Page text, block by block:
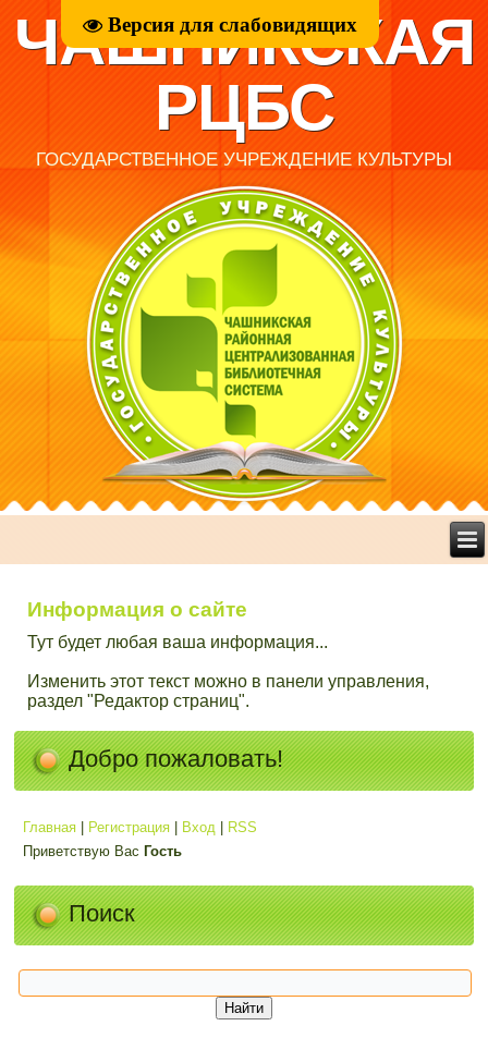
Версия для слабовидящих
ЧАШНИКСКАЯ
РЦБС
ГОСУДАРСТВЕННОЕ УЧРЕЖДЕНИЕ КУЛЬТУРЫ
Информация о сайте
Тут будет любая ваша информация...
Изменить этот текст можно в панели управления,
раздел "Редактор страниц".
Добро пожаловать!
Главная Регистрация Вход
RSS
Приветствую Вас Гость
Поиск